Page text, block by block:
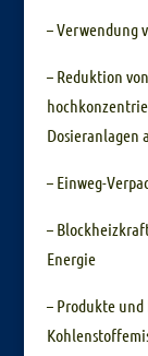
– Verwendung
– Reduktion
Dosieranlagen
– Einweg-
–
Energie
– Produkte